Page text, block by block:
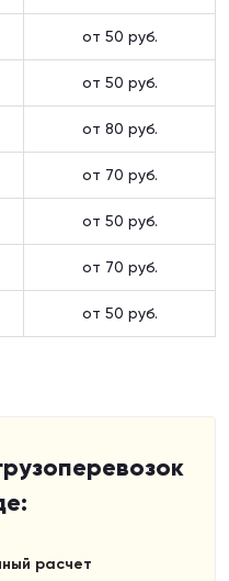
от 50 руб.
от 50 руб.
от 80 руб.
от 70 руб.
от 50 руб.
от 70 руб.
от 50 руб.
расчет